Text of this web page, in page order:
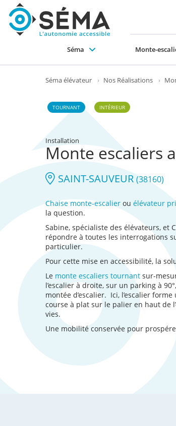
Séma Monte-
Séma élévateur › Nos Réalisations ›
TOURNANT INTÉRIEUR
Installation
Monte escaliers
SAINT-SAUVEUR (38160)
Chaise monte-escalier ou élévateur
la question.
Sabine, spécialiste des élévateurs, et
répondre à toutes les interrogations
particulier.
Pour cette mise en accessibilité, la
Le monte escaliers tournant sur-
l’escalier à droite, sur un parking à
montée d’escalier. Ici, l’escalier
course à plat sur le palier en haut de
vies.
Une mobilité conservée pour